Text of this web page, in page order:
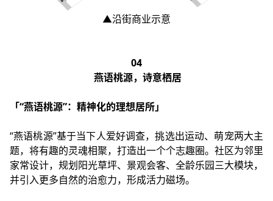
▲沿街商业示意
04
燕语桃源，诗意栖居
「“燕语桃源”：精神化的理想居所」
“燕语桃源”基于当下人爱好调查，挑选出运动、萌宠两大主
题，将有趣的灵魂相聚，打造出一个个志趣圈。社区为邻里
家常设计，规划阳光草坪、景观会客、全龄乐园三大模块，
并引入更多自然的治愈力，形成活力磁场。